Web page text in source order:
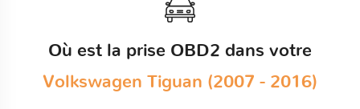
Où est la prise OBD2 dans votre
Volkswagen Tiguan (2007 - 2016)